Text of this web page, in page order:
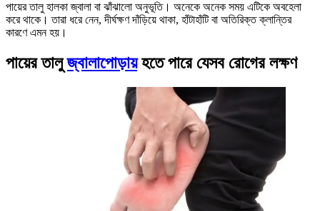
পায়ের তালু হালকা জ্বালা বা ঝাঁঝালো অনুভূতি। অনেকে অনেক সময় এটিকে অবহেলা
করে থাকে। তারা ধরে নেন, দীর্ঘক্ষণ দাঁড়িয়ে থাকা, হাঁটাহাঁটি বা অতিরিক্ত ক্লান্তির
কারণে এমন হয়।
পায়ের তালুজ্বালাপোড়ায়হতে পারে যেসব রোগের লক্ষণ